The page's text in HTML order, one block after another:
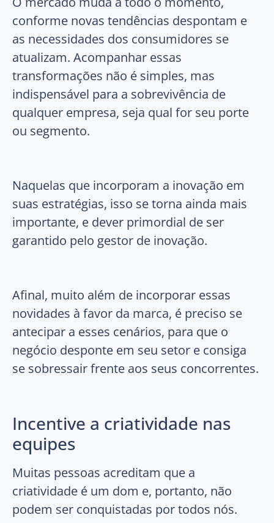
conforme novas tendências despontam e
as necessidades dos consumidores se
atualizam. Acompanhar essas
transformações não é simples, mas
indispensável para a sobrevivência de
qualquer empresa, seja qual for seu porte
ou segmento.
Naquelas que incorporam a inovação em
suas estratégias, isso se torna ainda mais
importante, e dever primordial de ser
garantido pelo gestor de inovação.
Afinal, muito além de incorporar essas
novidades à favor da marca, é preciso se
antecipar a esses cenários, para que o
negócio desponte em seu setor e consiga
se sobressair frente aos seus concorrentes.
Incentive a criatividade nas
equipes
Muitas pessoas acreditam que a
criatividade é um dom e, portanto, não
podem ser conquistadas por todos nós.